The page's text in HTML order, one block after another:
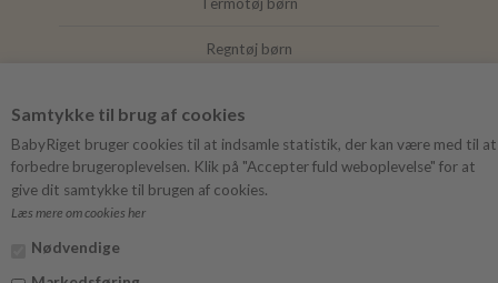
Samtykke til brug af cookies
BabyRiget bruger cookies til at indsamle statistik, der kan være med til at
forbedre brugeroplevelsen. Klik på "Accepter fuld weboplevelse" for at
give dit samtykke til brugen af cookies.
Læs mere om cookies her
Nødvendige
Termotøj børn
Regntøj børn
Mushie